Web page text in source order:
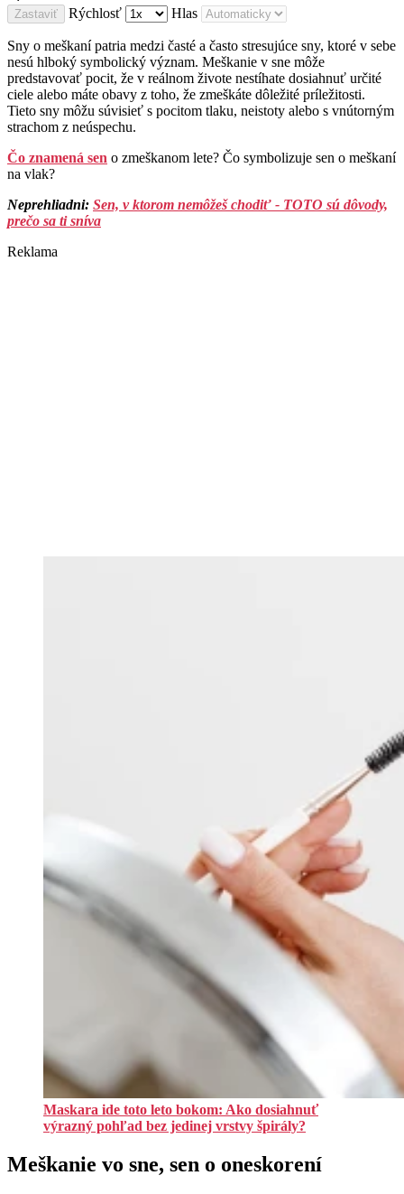
Zastaviť Rýchlosť Hlas
Sny o meškaní patria medzi časté a často stresujúce sny, ktoré v sebe
nesú hlboký symbolický význam. Meškanie v sne môže
predstavovať pocit, že v reálnom živote nestíhate dosiahnuť určité
ciele alebo máte obavy z toho, že zmeškáte dôležité príležitosti.
Tieto sny môžu súvisieť s pocitom tlaku, neistoty alebo s vnútorným
strachom z neúspechu.
Čo znamená sen o zmeškanom lete? Čo symbolizuje sen o meškaní
na vlak?
Neprehliadni: Sen, v ktorom nemôžeš chodiť - TOTO sú dôvody,
prečo sa ti sníva
Reklama
Maskara ide toto leto bokom: Ako dosiahnuť
výrazný pohľad bez jedinej vrstvy špirály?
Meškanie vo sne, sen o oneskorení